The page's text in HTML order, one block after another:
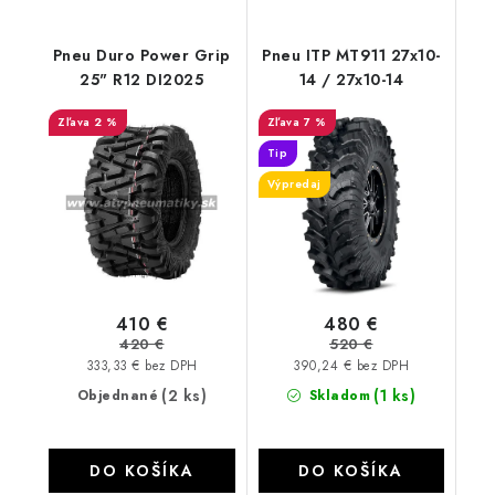
Pneu Duro Power Grip
25" R12 DI2025
2 %
Objednané (2 ks)
333,33 € bez DPH
410 €
420 €
DO KOŠÍKA
Pneu ITP MT911 27x10-
14 / 27x10-14
7 %
Tip
Výpredaj
Skladom (1 ks)
390,24 € bez DPH
480 €
520 €
DO KOŠÍKA